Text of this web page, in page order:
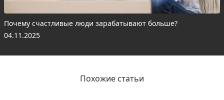
Почему счастливые люди зарабатывают больше?
04.11.2025
Похожие статьи